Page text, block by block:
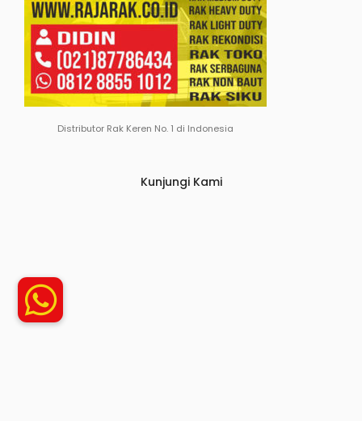
Distributor Rak Keren No. 1 di Indonesia
Kunjungi Kami